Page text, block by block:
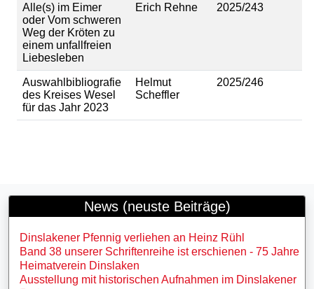
Alle(s) im Eimer
oder Vom schweren
Weg der Kröten zu
einem unfallfreien
Liebesleben
Erich Rehne 2025/243
Auswahlbibliografie
des Kreises Wesel
für das Jahr 2023
Helmut
Scheffler
2025/246
News (neuste Beiträge)
Dinslakener Pfennig verliehen an Heinz Rühl
Band 38 unserer Schriftenreihe ist erschienen - 75 Jahre
Heimatverein Dinslaken
Ausstellung mit historischen Aufnahmen im Dinslakener